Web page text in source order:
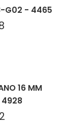
G02 - 4465
16 MM
4928